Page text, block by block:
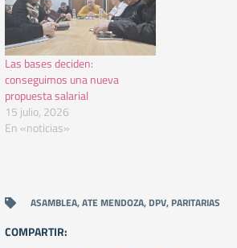
Las bases deciden:
conseguimos una nueva
propuesta salarial
15 julio, 2026
En «noticias»
ASAMBLEA,ATE MENDOZA, DPV, PARITARIAS
COMPARTIR: